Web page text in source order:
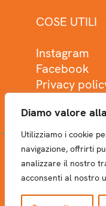
Diamo valore
Utilizziamo i cookie
navigazione, offrirti
analizzare il nostro
acconsenti al nostro
COSE UTILI
Instagram
Facebook
Privacy